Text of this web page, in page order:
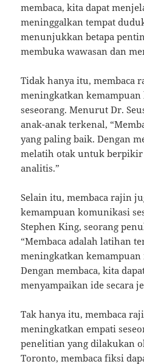
membaca, kita dapat
meninggalkan tempat
menunjukkan betapa
membuka wawasan dan
Tidak hanya itu, membaca
meningkatkan
seseorang. Menurut Dr.
anak-anak terkenal,
yang paling baik. Dengan
melatih otak untuk
analitis.”
Selain itu, membaca rajin
kemampuan komunikasi
Stephen King, seorang
“Membaca adalah latihan
meningkatkan
Dengan membaca, kita
menyampaikan ide secara
Tak hanya itu, membaca
meningkatkan empati
penelitian yang dilakukan
Toronto, membaca fiksi